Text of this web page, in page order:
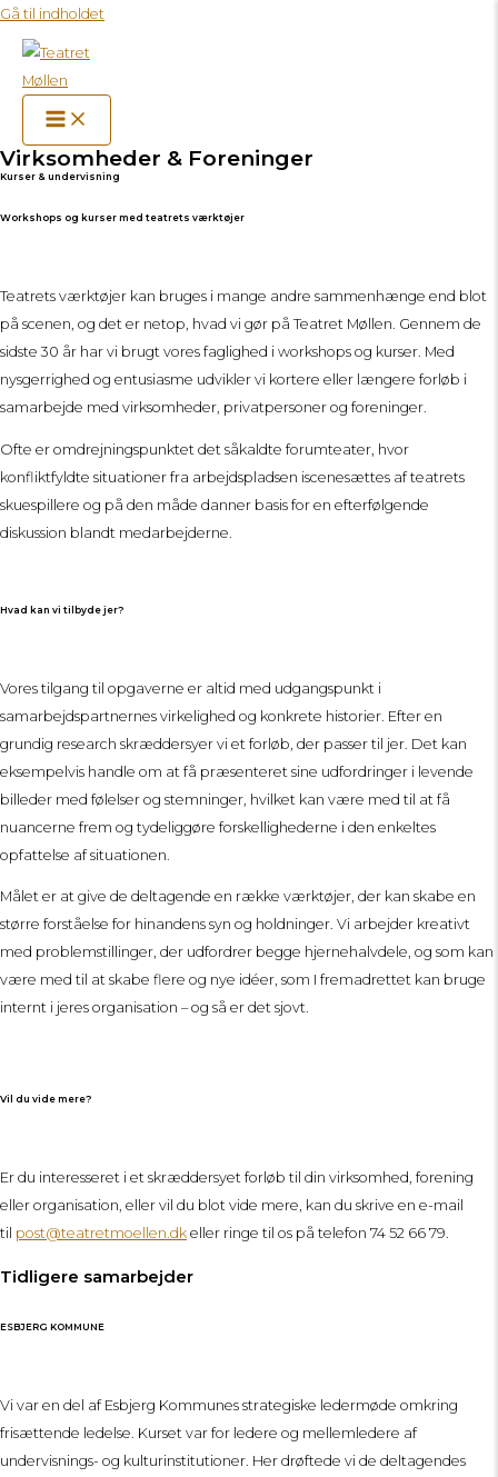
Gå til indholdet
Virksomheder & Foreninger
Kurser & undervisning
Workshops og kurser med teatrets værktøjer
Teatrets værktøjer kan bruges i mange andre sammenhænge end blot
på scenen, og det er netop, hvad vi gør på Teatret Møllen. Gennem de
sidste 30 år har vi brugt vores faglighed i workshops og kurser. Med
nysgerrighed og entusiasme udvikler vi kortere eller længere forløb i
samarbejde med virksomheder, privatpersoner og foreninger.
Ofte er omdrejningspunktet det såkaldte forumteater, hvor
konfliktfyldte situationer fra arbejdspladsen iscenesættes af teatrets
skuespillere og på den måde danner basis for en efterfølgende
diskussion blandt medarbejderne.
Hvad kan vi tilbyde jer?
Vores tilgang til opgaverne er altid med udgangspunkt i
samarbejdspartnernes virkelighed og konkrete historier. Efter en
grundig research skræddersyer vi et forløb, der passer til jer. Det kan
eksempelvis handle om at få præsenteret sine udfordringer i levende
billeder med følelser og stemninger, hvilket kan være med til at få
nuancerne frem og tydeliggøre forskellighederne i den enkeltes
opfattelse af situationen.
Målet er at give de deltagende en række værktøjer, der kan skabe en
større forståelse for hinandens syn og holdninger. Vi arbejder kreativt
med problemstillinger, der udfordrer begge hjernehalvdele, og som kan
være med til at skabe flere og nye idéer, som I fremadrettet kan bruge
internt i jeres organisation – og så er det sjovt.
Vil du vide mere?
Er du interesseret i et skræddersyet forløb til din virksomhed, forening
eller organisation, eller vil du blot vide mere, kan du skrive en e-mail
til post@teatretmoellen.dk eller ringe til os på telefon 74 52 66 79.
Tidligere samarbejder
ESBJERG KOMMUNE
Vi var en del af Esbjerg Kommunes strategiske ledermøde omkring
frisættende ledelse. Kurset var for ledere og mellemledere af
undervisnings- og kulturinstitutioner. Her drøftede vi de deltagendes